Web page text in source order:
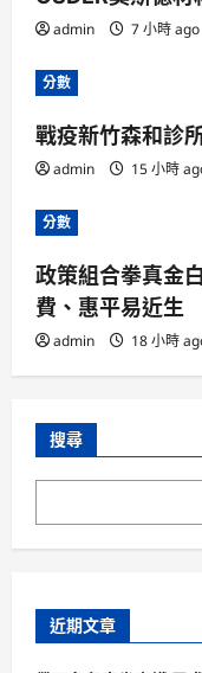
admin 7 小時 ago
分數
戰疫新竹森和診
admin 15 小時
分數
政策組合拳真金
費、惠平易近生
admin 18 小時
搜尋
近期文章